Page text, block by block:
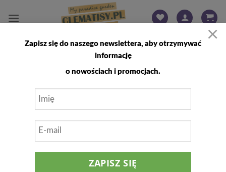
FILTRUJ
×
Zapisz się do naszego newslettera, aby otrzymywać
informację
o nowościach i promocjach.